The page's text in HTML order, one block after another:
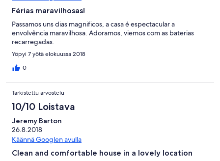
Férias maravilhosas!
Passamos uns dias magnificos, a casa é espectacular a
envolvência maravilhosa. Adoramos, viemos com as baterias
recarregadas.
Yöpyi 7 yötä elokuussa 2018
0
Tarkistettu arvostelu
10/10 Loistava
Jeremy Barton
26.8.2018
Käännä Googlen avulla
Clean and comfortable house in a lovely location